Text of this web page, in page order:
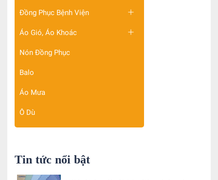
Đồng Phục Bệnh Viện
Áo Gió, Áo Khoác
Nón Đồng Phục
Balo
Áo Mưa
Ô Dù
Tin tức nổi bật